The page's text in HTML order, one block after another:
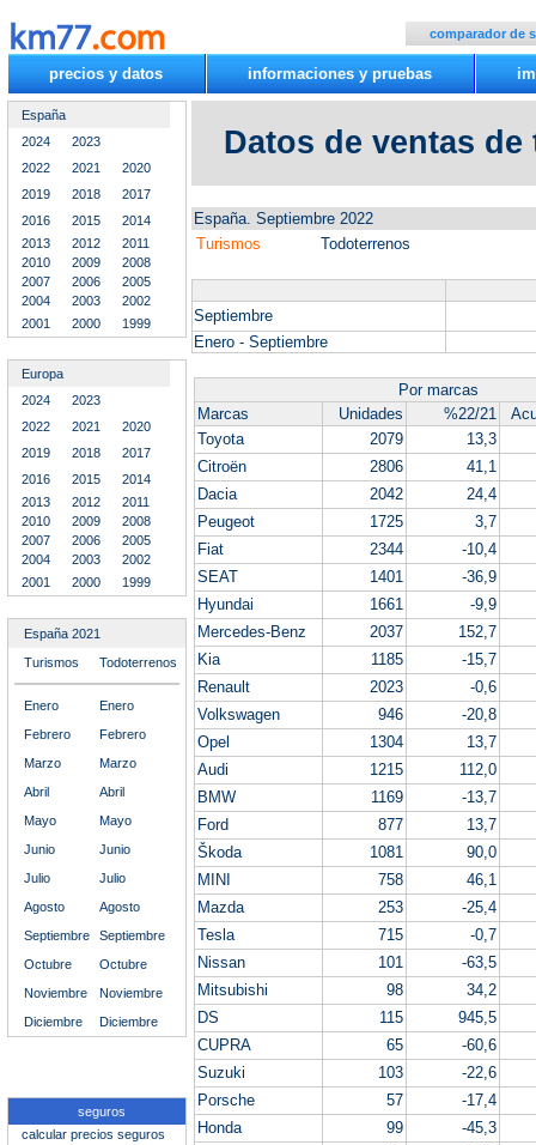
comparador de
precios y datos informaciones y pruebas
España
2024
2023
2022
2021
2020
2019
2018
2017
2016
2015
2014
2013
2012
2011
2010
2009
2008
2007
2006
2005
2004
2003
2002
2001
2000 1999
Europa
2024
2023
2022
2021
2020
2019
2018
2017
2016
2015
2014
2013
2012
2011
2010
2009
2008
2007
2006
2005
2004
2003
2002
2001
2000 1999
España 2021
Turismos
Todoterrenos
Enero
Enero
Febrero
Febrero
Marzo
Marzo
Abril
Abril
Mayo
Mayo
Junio
Junio
Julio
Julio
Agosto
Agosto
Septiembre
Septiembre
Octubre
Octubre
Noviembre
Noviembre
Diciembre
Diciembre
seguros
calcular precios seguros
Datos de ventas
España. Septiembre 2022
Turismos
Todoterrenos
Septiembre
Enero - Septiembre
Por marcas
Marcas
Unidades %22/21
Toyota
2079
13,3
Citroën
2806
41,1
Dacia
2042
24,4
Peugeot
1725
3,7
Fiat
2344
-10,4
SEAT
1401
-36,9
Hyundai
1661
-9,9
Mercedes-Benz
2037
152,7
Kia
1185
-15,7
Renault
2023
-0,6
Volkswagen
946
-20,8
Opel
1304
13,7
Audi
1215
112,0
BMW
1169
-13,7
Ford
877
13,7
Škoda
1081
90,0
MINI
758
46,1
Mazda
253
-25,4
Tesla
715
-0,7
Nissan
101
-63,5
Mitsubishi
98
34,2
DS
115
945,5
CUPRA
65
-60,6
Suzuki
103
-22,6
Porsche
57
-17,4
Honda
99
-45,3